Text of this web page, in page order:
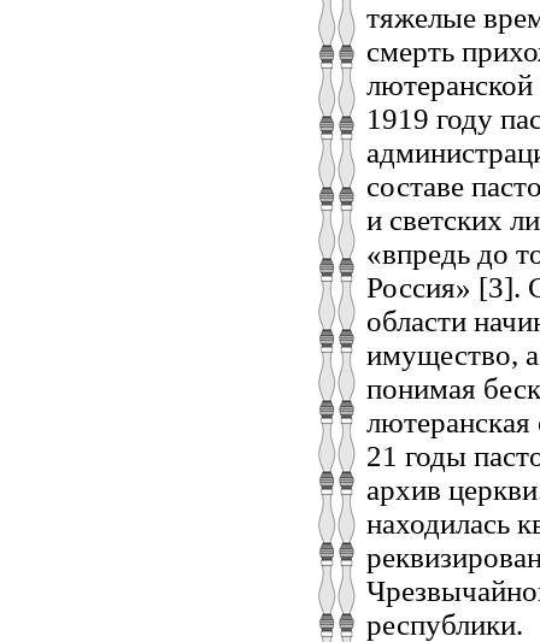
тяжелые
смерть
1919 году
составе
и светских
«впредь до
Россия» [3].
области
имущество,
понимая
21 годы
архив
находилась
республики.